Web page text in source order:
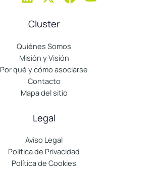
Cluster
Quiénes Somos
Misión y Visión
Por qué y cómo asociarse
Contacto
Mapa del sitio
Legal
Aviso Legal
Política de Privacidad
Política de Cookies